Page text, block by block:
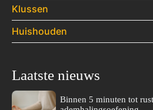
Klussen
Huishouden
Laatste nieuws
Binnen 5 minuten tot